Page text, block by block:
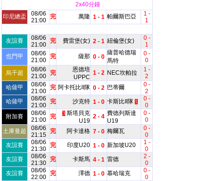
2x40分鐘
印尼總盃
08/06
21:00
完 萬隆 1 - 1 帕爾斯巴亞
1 -
1
友誼賽
08/06
21:00
完 費雷堡(女) 2 - 1 紐倫堡(女)
0 -
1
也門甲
08/06
21:00
完 薩那 0 - 0
薩普哈德瑞
馬特
0 -
0
烏干超
08/06
21:00
完
恩德培
UPPC
1 - 2 NEC坎帕拉
1 -
2
哈薩甲
08/06
21:00
完 阿卡托比II隊 0 - 2 巴蒂爾
0 -
2
哈薩甲
08/06
21:00
完 沙克特 1 - 0 卡斯比II隊 1
0 -
0
附加賽
08/06
21:00
完 3 斯塔貝克
U19
2 - 4 費德列斯達
U19
0 -
0
土庫曼超
08/06
21:15
完 阿卡達格 7 - 0 梅爾瓦
0 -
0
友誼賽
08/06
21:30
完 印度U20 1 - 0 新加坡U20
1 -
0
友誼賽
08/06
21:30
完 卡斯馬 4 - 1 雷德
2 -
0
友誼賽
08/06
22:00
完 澤德 1 - 0 慕哈瑞克
0 -
0